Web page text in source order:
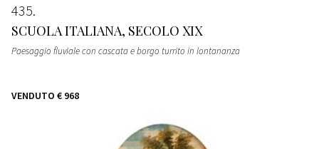
435
SCUOLA ITALIANA, SECOLO XIX
Paesaggio fluviale con cascata e borgo turrito in lontananza
VENDUTO € 968